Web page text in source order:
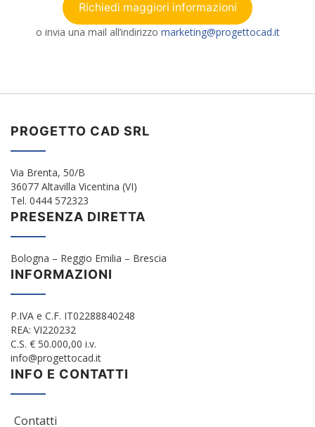
Richiedi maggiori informazioni
o invia una mail all’indirizzo marketing@progettocad.it
PROGETTO CAD SRL
Via Brenta, 50/B
36077 Altavilla Vicentina (VI)
Tel. 0444 572323
PRESENZA DIRETTA
Bologna – Reggio Emilia – Brescia
INFORMAZIONI
P.IVA e C.F. IT02288840248
REA: VI220232
C.S. € 50.000,00 i.v.
info@progettocad.it
INFO E CONTATTI
Contatti